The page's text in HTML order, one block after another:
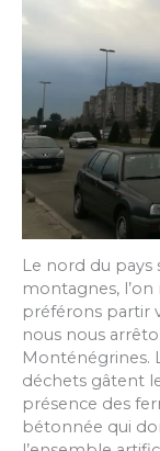
Le nord du pays
montagnes, l’on
préférons partir
nous nous
Monténégrines.
déchets gâtent
présence des
bétonnée qui